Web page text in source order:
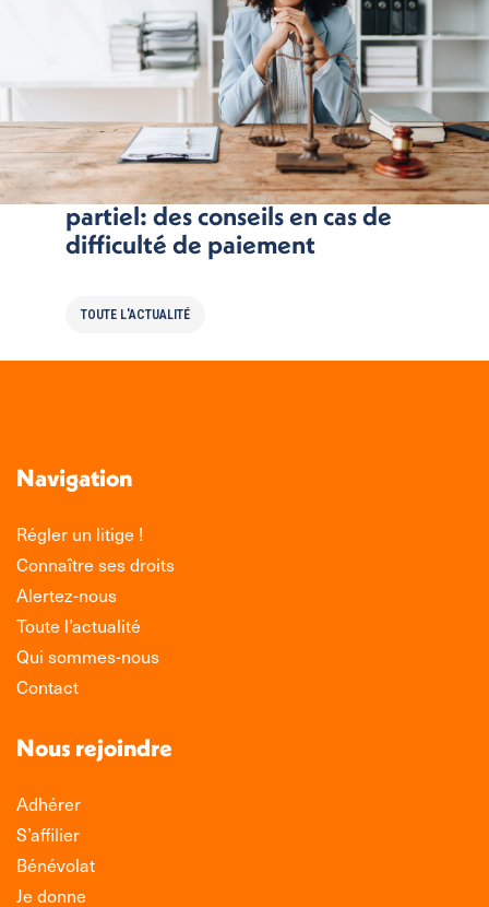
crédit immobilier et chômage
partiel: des conseils en cas de
difficulté de paiement
TOUTE L'ACTUALITÉ
Navigation
Régler un litige !
Connaître ses droits
Alertez-nous
Toute l’actualité
Qui sommes-nous
Contact
Nous rejoindre
Adhérer
S’affilier
Bénévolat
Je donne